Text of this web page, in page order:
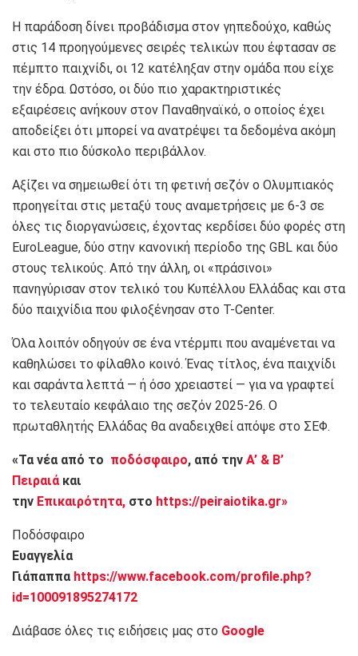
Η παράδοση δίνει προβάδισμα στον γηπεδούχο, καθώς
στις 14 προηγούμενες σειρές τελικών που έφτασαν σε
πέμπτο παιχνίδι, οι 12 κατέληξαν στην ομάδα που είχε
την έδρα. Ωστόσο, οι δύο πιο χαρακτηριστικές
εξαιρέσεις ανήκουν στον Παναθηναϊκό, ο οποίος έχει
αποδείξει ότι μπορεί να ανατρέψει τα δεδομένα ακόμη
και στο πιο δύσκολο περιβάλλον.
Αξίζει να σημειωθεί ότι τη φετινή σεζόν ο Ολυμπιακός
προηγείται στις μεταξύ τους αναμετρήσεις με 6-3 σε
όλες τις διοργανώσεις, έχοντας κερδίσει δύο φορές στη
EuroLeague, δύο στην κανονική περίοδο της GBL και δύο
στους τελικούς. Από την άλλη, οι «πράσινοι»
πανηγύρισαν στον τελικό του Κυπέλλου Ελλάδας και στα
δύο παιχνίδια που φιλοξένησαν στο T-Center.
Όλα λοιπόν οδηγούν σε ένα ντέρμπι που αναμένεται να
καθηλώσει το φίλαθλο κοινό. Ένας τίτλος, ένα παιχνίδι
και σαράντα λεπτά — ή όσο χρειαστεί — για να γραφτεί
το τελευταίο κεφάλαιο της σεζόν 2025-26. Ο
πρωταθλητής Ελλάδας θα αναδειχθεί απόψε στο ΣΕΦ.
«Τα νέα από το ποδόσφαιρο, από την Α’ & Β’
Πειραιάκαι
την Επικαιρότητα, στο https://peiraiotika.gr»
Ποδόσφαιρο
Ευαγγελία
Γιάπαππα https://www.facebook.com/profile.php?
id=100091895274172
Διάβασε όλες τις ειδήσεις μας στο Google